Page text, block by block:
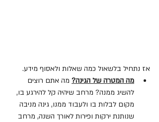
אז נתחיל בלשאול כמה שאלות ולאסוף מידע.
מה המטרה של הגינה? מה אתם רוצים
להשיג ממנה? מרחב שיהיה קל להירגע בו,
מקום לבלות בו ולעבוד ממנו, גינה מניבה
שנותנת ירקות ופירות לאורך השנה, מרחב